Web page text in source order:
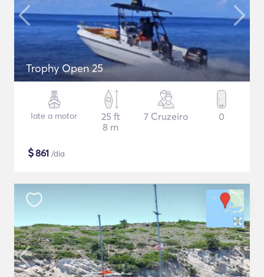
Trophy Open 25
Iate a motor
25 ft
8 m
7 Cruzeiro 0
$861 /dia